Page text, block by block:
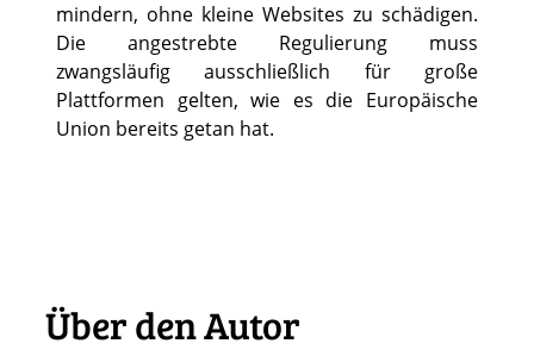
mindern, ohne kleine Websites zu schädigen.
Die angestrebte Regulierung muss
zwangsläufig ausschließlich für große
Plattformen gelten, wie es die Europäische
Union bereits getan hat.
Über den Autor